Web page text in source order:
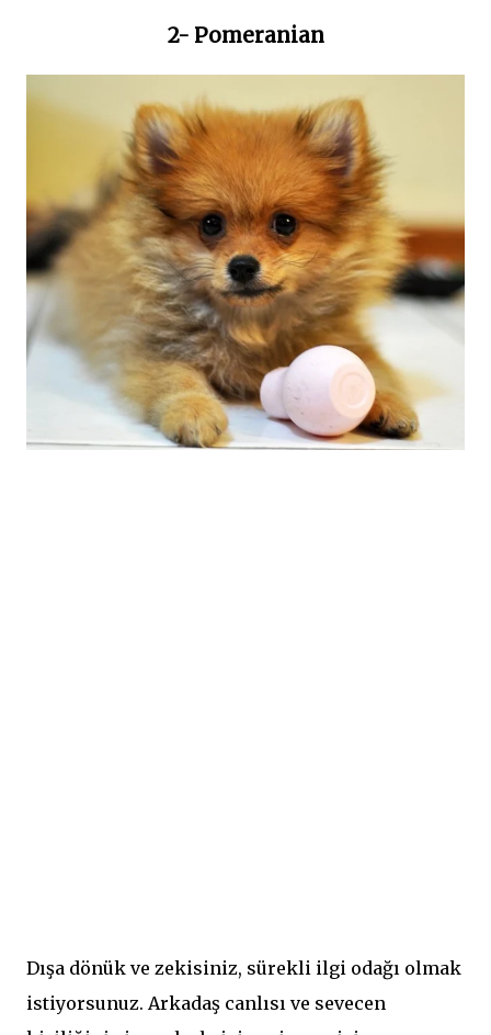
2- Pomeranian
Dışa dönük ve zekisiniz, sürekli ilgi odağı olmak
istiyorsunuz. Arkadaş canlısı ve sevecen